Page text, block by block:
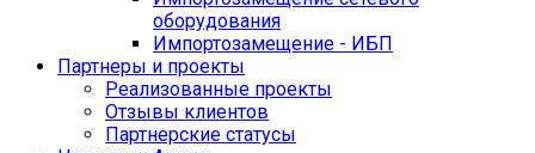
оборудования
Импортозамещение - ИБП
Партнеры и проекты
Реализованные проекты
Отзывы клиентов
Партнерские статусы